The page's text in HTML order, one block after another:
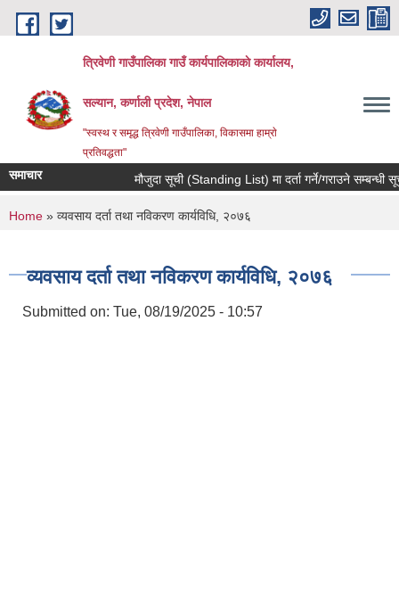
Skip to main content
त्रिवेणी गाउँपालिका गाउँ कार्यपालिकाकाे कार्यालय,
सल्यान, कर्णाली प्रदेश, नेपाल
"स्वस्थ र समृद्ध त्रिवेणी गाउँपालिका, विकासमा हाम्राे
प्रतिवद्धता"
समाचार मौजुदा सूची (Standing List) मा दर्ता गर्ने/गराउने सम्बन्धी
You are here
Home » व्यवसाय दर्ता तथा नविकरण कार्यविधि, २०७६
व्यवसाय दर्ता तथा नविकरण कार्यविधि, २०७६
Submitted on: Tue, 08/19/2025 - 10:57